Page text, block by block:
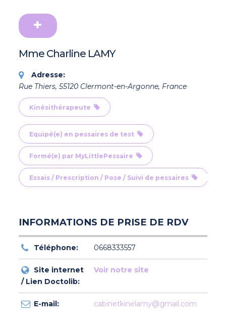
Mme Charline LAMY
Adresse:
Rue Thiers, 55120 Clermont-en-Argonne, France
Kinésithérapeute
Equipé(e) en pessaires de test
Formé(e) par MyLittlePessaire
Essais / Prescription / Pose / Suivi de pessaires
INFORMATIONS DE PRISE DE RDV
Téléphone: 0668333557
Site internet
/ Lien Doctolib:
Voir notre site
E-mail: cabinetkinelamy@gmail.com